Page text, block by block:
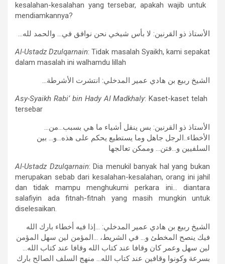
kesalahan-kesalahan yangtersebar, apakah wajib untuk
mendiamkannya?
…الأستاذ ذو القرنين: لا بأس شيخي نحن نوافق في… والحمد لله
Al-Ustadz Dzulqarnain: Tidak masalah Syaikh, kami sepakat
dalam masalah ini walhamdu lillah
…الشيخ ربيع بن هادي عمير المدخلي: انتشرت الأشرطة
Asy-Syaikh Rabi’ bin Hady Al Madkhaly: Kaset-kaset telah
tersebar
…الأستاذ ذو القرنين: بس ينقل أشياء ما هي بسبب…من
الأخطاء..الرجل جاهل وما يستطيع يحكم على هذه…و… بين
السلفيين و…فتن… وممكن تعالجها
Al-Ustadz Dzulqarnain: Dia menukil banyak hal yang bukan
merupakan sebab dari kesalahan-kesalahan, orang ini jahil
dan tidak mampu menghukumi perkara ini… diantara
salafiyin ada fitnah-fitnah yang masih mungkin untuk
diselesaikan.
الشيخ ربيع بن هادي عمير المدخلي: …إذا فيه أخطاء بارك الله
فيك ينصح المخطئ و… في الشريط، …المؤمن لين سهل المؤمن
لين سهل وعمر كان وقافا عند كتاب الله وقافا عند كتاب الله…
بسرعة وكونوا وقافين عند كتاب الله… منهج السلف الصالح بارك